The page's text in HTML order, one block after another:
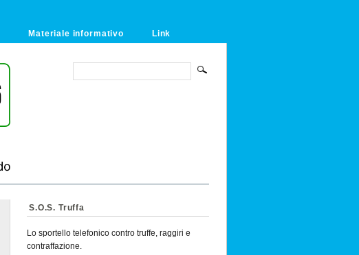
Materiale informativo Link
S.O.S. Truffa
Lo sportello telefonico contro truffe, raggiri e
contraffazione.